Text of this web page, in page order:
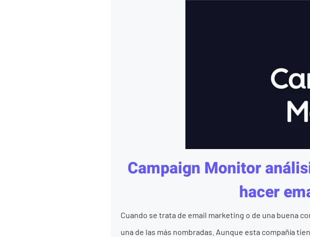
Campaign Monitor
hacer
Cuando se trata de email marketing o de una buena
una de las más nombradas. Aunque esta compañía